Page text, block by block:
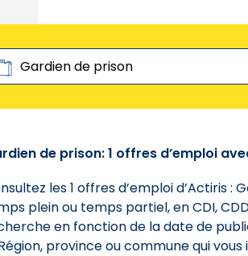
par Métiers, Mots-clés,
de prison: 1 offres d’emploi
les 1 offres d’emploi d’Actiris :
plein ou temps partiel, en CDI,
en fonction de la date de
province ou commune qui vous